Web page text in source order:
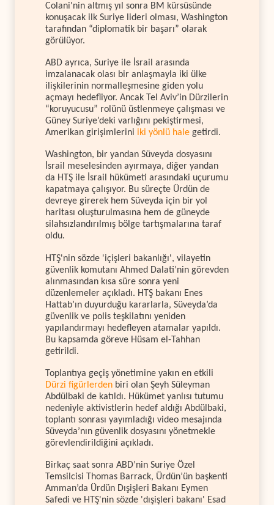
Colani'nin altmış yıl sonra BM kürsüsünde
konuşacak ilk Suriye lideri olması, Washington
tarafından “diplomatik bir başarı” olarak
görülüyor.
ABD ayrıca, Suriye ile İsrail arasında
imzalanacak olası bir anlaşmayla iki ülke
ilişkilerinin normalleşmesine giden yolu
açmayı hedefliyor. Ancak Tel Aviv’in Dürzilerin
“koruyucusu” rolünü üstlenmeye çalışması ve
Güney Suriye’deki varlığını pekiştirmesi,
Amerikan girişimlerini iki yönlü hale getirdi.
Washington, bir yandan Süveyda dosyasını
İsrail meselesinden ayırmaya, diğer yandan
da HTŞ ile İsrail hükümeti arasındaki uçurumu
kapatmaya çalışıyor. Bu süreçte Ürdün de
devreye girerek hem Süveyda için bir yol
haritası oluşturulmasına hem de güneyde
silahsızlandırılmış bölge tartışmalarına taraf
oldu.
HTŞ'nin sözde 'içişleri bakanlığı', vilayetin
güvenlik komutanı Ahmed Dalati’nin görevden
alınmasından kısa süre sonra yeni
düzenlemeler açıkladı. HTŞ bakanı Enes
Hattab’ın duyurduğu kararlarla, Süveyda’da
güvenlik ve polis teşkilatını yeniden
yapılandırmayı hedefleyen atamalar yapıldı.
Bu kapsamda göreve Hüsam el-Tahhan
getirildi.
Toplantıya geçiş yönetimine yakın en etkili
Dürzi figürlerden biri olan Şeyh Süleyman
Abdülbaki de katıldı. Hükümet yanlısı tutumu
nedeniyle aktivistlerin hedef aldığı Abdülbaki,
toplantı sonrası yayımladığı video mesajında
Süveyda’nın güvenlik dosyasını yönetmekle
görevlendirildiğini açıkladı.
Birkaç saat sonra ABD’nin Suriye Özel
Temsilcisi Thomas Barrack, Ürdün’ün başkenti
Amman’da Ürdün Dışişleri Bakanı Eymen
Safedi ve HTŞ'nin sözde 'dışişleri bakanı' Esad